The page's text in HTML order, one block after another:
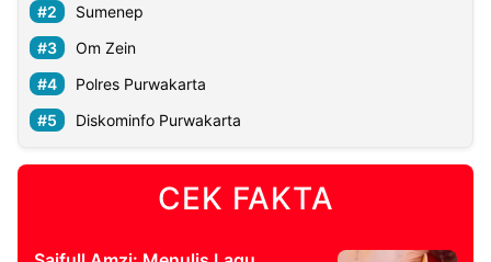
Sumenep
Om Zein
Polres Purwakarta
Diskominfo Purwakarta
CEK FAKTA